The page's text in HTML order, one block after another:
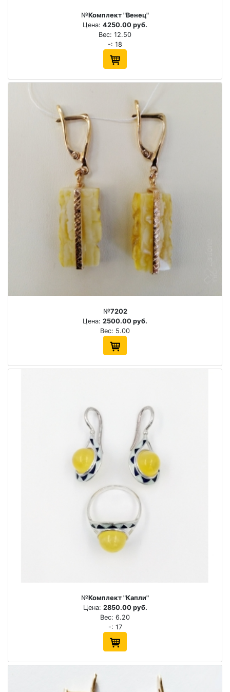
№Комплект "Венец"
Цена: 4250.00 руб.
Вес: 12.50
-: 18
№7202
Цена: 2500.00 руб.
Вес: 5.00
№Комплект "Капли"
Цена: 2850.00 руб.
Вес: 6.20
-: 17